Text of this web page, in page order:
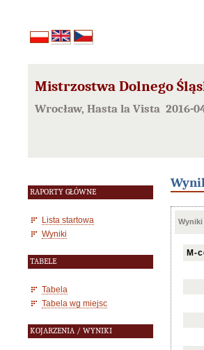
Mistrzostwa Dolnego
Wrocław, Hasta la Vista 2016-
RAPORTY GŁÓWNE
Lista startowa
Wyniki
TABELE
Tabela
Tabela wg miejsc
KOJARZENIA / WYNIKI
Wyniki
M-